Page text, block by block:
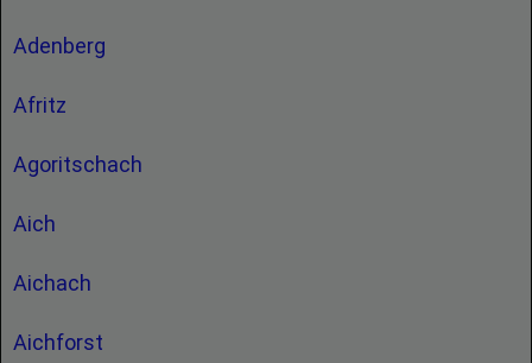
Adenberg
Afritz
Agoritschach
Aich
Aichach
Aichforst